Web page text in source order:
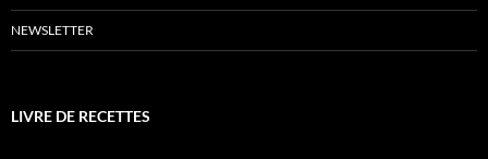
NEWSLETTER
LIVRE DE RECETTES